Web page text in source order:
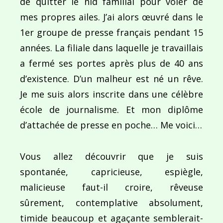
Navigation
l’article
PUBLIÉ DANS
Visiter New York, la Grosse Pomme au double
mes propres ailes. J’ai alors œuvré dans le
1er groupe de presse français pendant 15
années. La filiale dans laquelle je travaillais
a fermé ses portes après plus de 40 ans
d’existence. D’un malheur est né un rêve.
Je me suis alors inscrite dans une célèbre
école de journalisme. Et mon diplôme
d’attachée de presse en poche… Me voici…
Vous allez découvrir que je suis
spontanée, capricieuse, espiègle,
malicieuse faut-il croire, rêveuse
sûrement, contemplative absolument,
timide beaucoup et agaçante semblerait-